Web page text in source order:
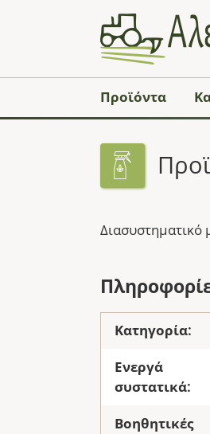
Προϊόντα
Διασυστηματικό
Κατηγορία:
Ενεργά
συστατικά:
Βοηθητικές